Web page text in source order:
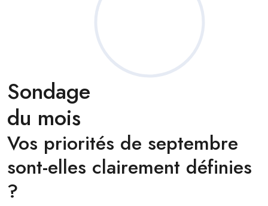
Sondage
du mois
Vos priorités de septembre
sont-elles clairement définies
?